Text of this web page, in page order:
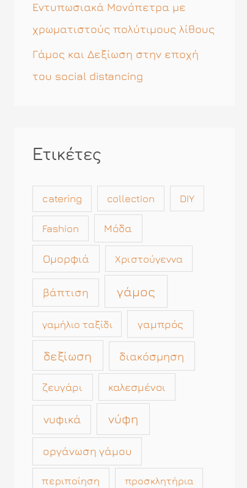
Εντυπωσιακά Μονόπετρα με
χρωματιστούς πολύτιμους λίθους
Γάμος και Δεξίωση στην εποχή
του social distancing
Ετικέτες
catering collection DIY
Fashion Μόδα
Ομορφιά Χριστούγεννα
βάπτιση γάμος
γαμήλιο ταξίδι γαμπρός
δεξίωση διακόσμηση
ζευγάρι καλεσμένοι
νυφικά νύφη
οργάνωση γάμου
περιποίηση προσκλητήρια